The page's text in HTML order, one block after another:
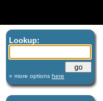
Lookup:
» more options here